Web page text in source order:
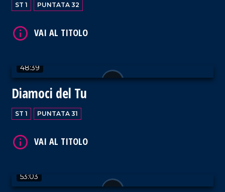
ST 1 PUNTATA 32
48:39
Diamoci del Tu
ST 1 PUNTATA 31
53:03
VAI AL TITOLO